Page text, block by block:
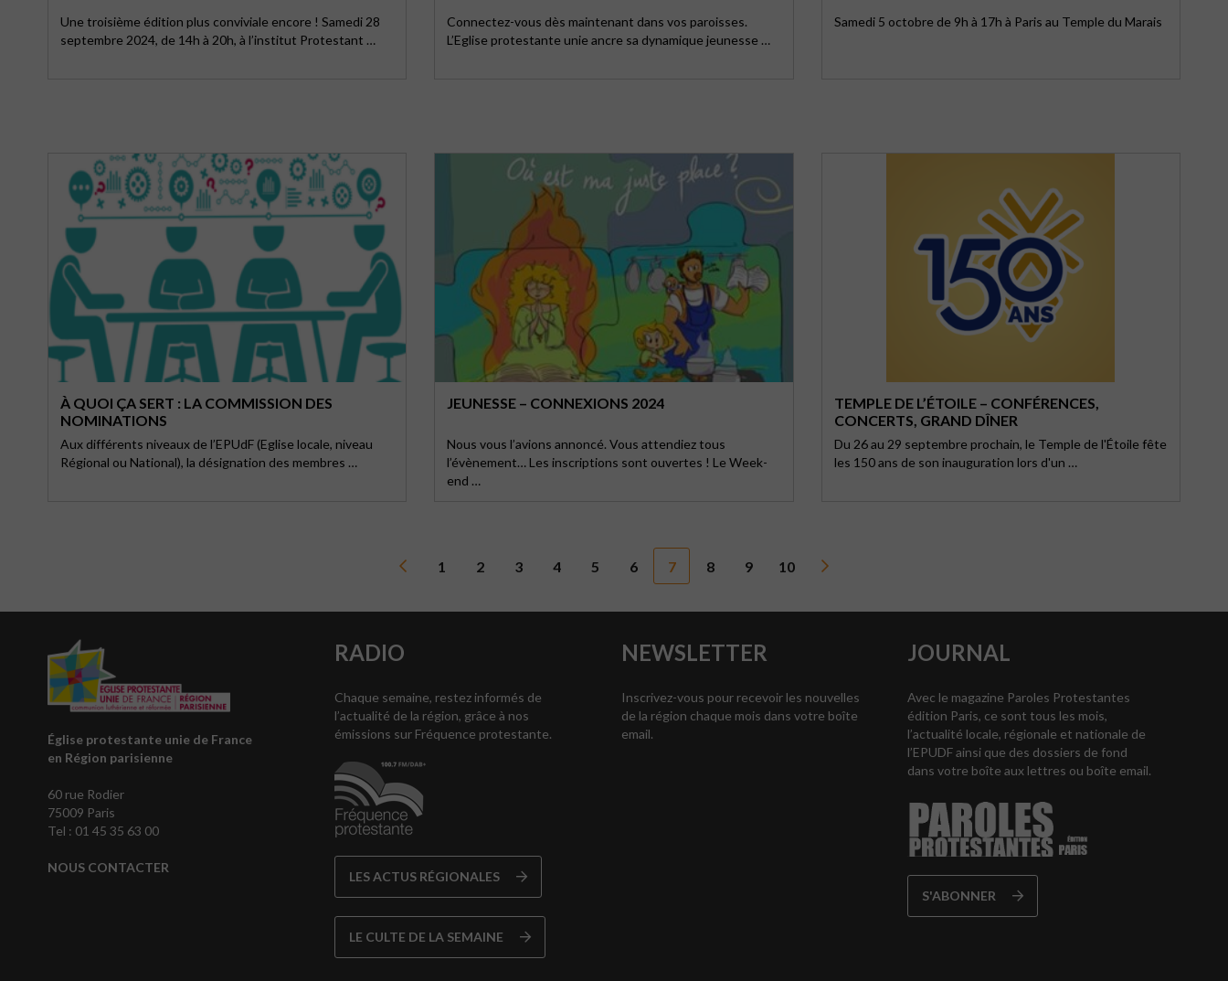
Une troisième édition plus conviviale encore ! Samedi 28
septembre 2024, de 14h à 20h, à l’institut Protestant …
Connectez-vous dès maintenant dans vos paroisses.
L’Eglise protestante unie ancre sa dynamique jeunesse …
Samedi 5 octobre de 9h à 17h à Paris au Temple du Marais
À QUOI ÇA SERT : LA COMMISSION DES
NOMINATIONS
Aux différents niveaux de l’EPUdF (Eglise locale, niveau
Régional ou National), la désignation des membres …
JEUNESSE – CONNEXIONS 2024
Nous vous l’avions annoncé. Vous attendiez tous
l’évènement… Les inscriptions sont ouvertes ! Le Week-
end …
TEMPLE DE L’ÉTOILE – CONFÉRENCES,
CONCERTS, GRAND DÎNER
Du 26 au 29 septembre prochain, le Temple de l'Étoile fête
les 150 ans de son inauguration lors d'un …
1 2 3 4 5 6 7 8 9 10
Église protestante unie de France
en Région parisienne
60 rue Rodier
75009 Paris
Tel : 01 45 35 63 00
NOUS CONTACTER
RADIO
Chaque semaine, restez informés de
l’actualité de la région, grâce à nos
émissions sur Fréquence protestante.
LES ACTUS RÉGIONALES
LE CULTE DE LA SEMAINE
NEWSLETTER
Inscrivez-vous pour recevoir les nouvelles
de la région chaque mois dans votre boîte
email.
JOURNAL
Avec le magazine Paroles Protestantes
édition Paris, ce sont tous les mois,
l’actualité locale, régionale et nationale de
l’EPUDF ainsi que des dossiers de fond
dans votre boîte aux lettres ou boîte email.
S'ABONNER